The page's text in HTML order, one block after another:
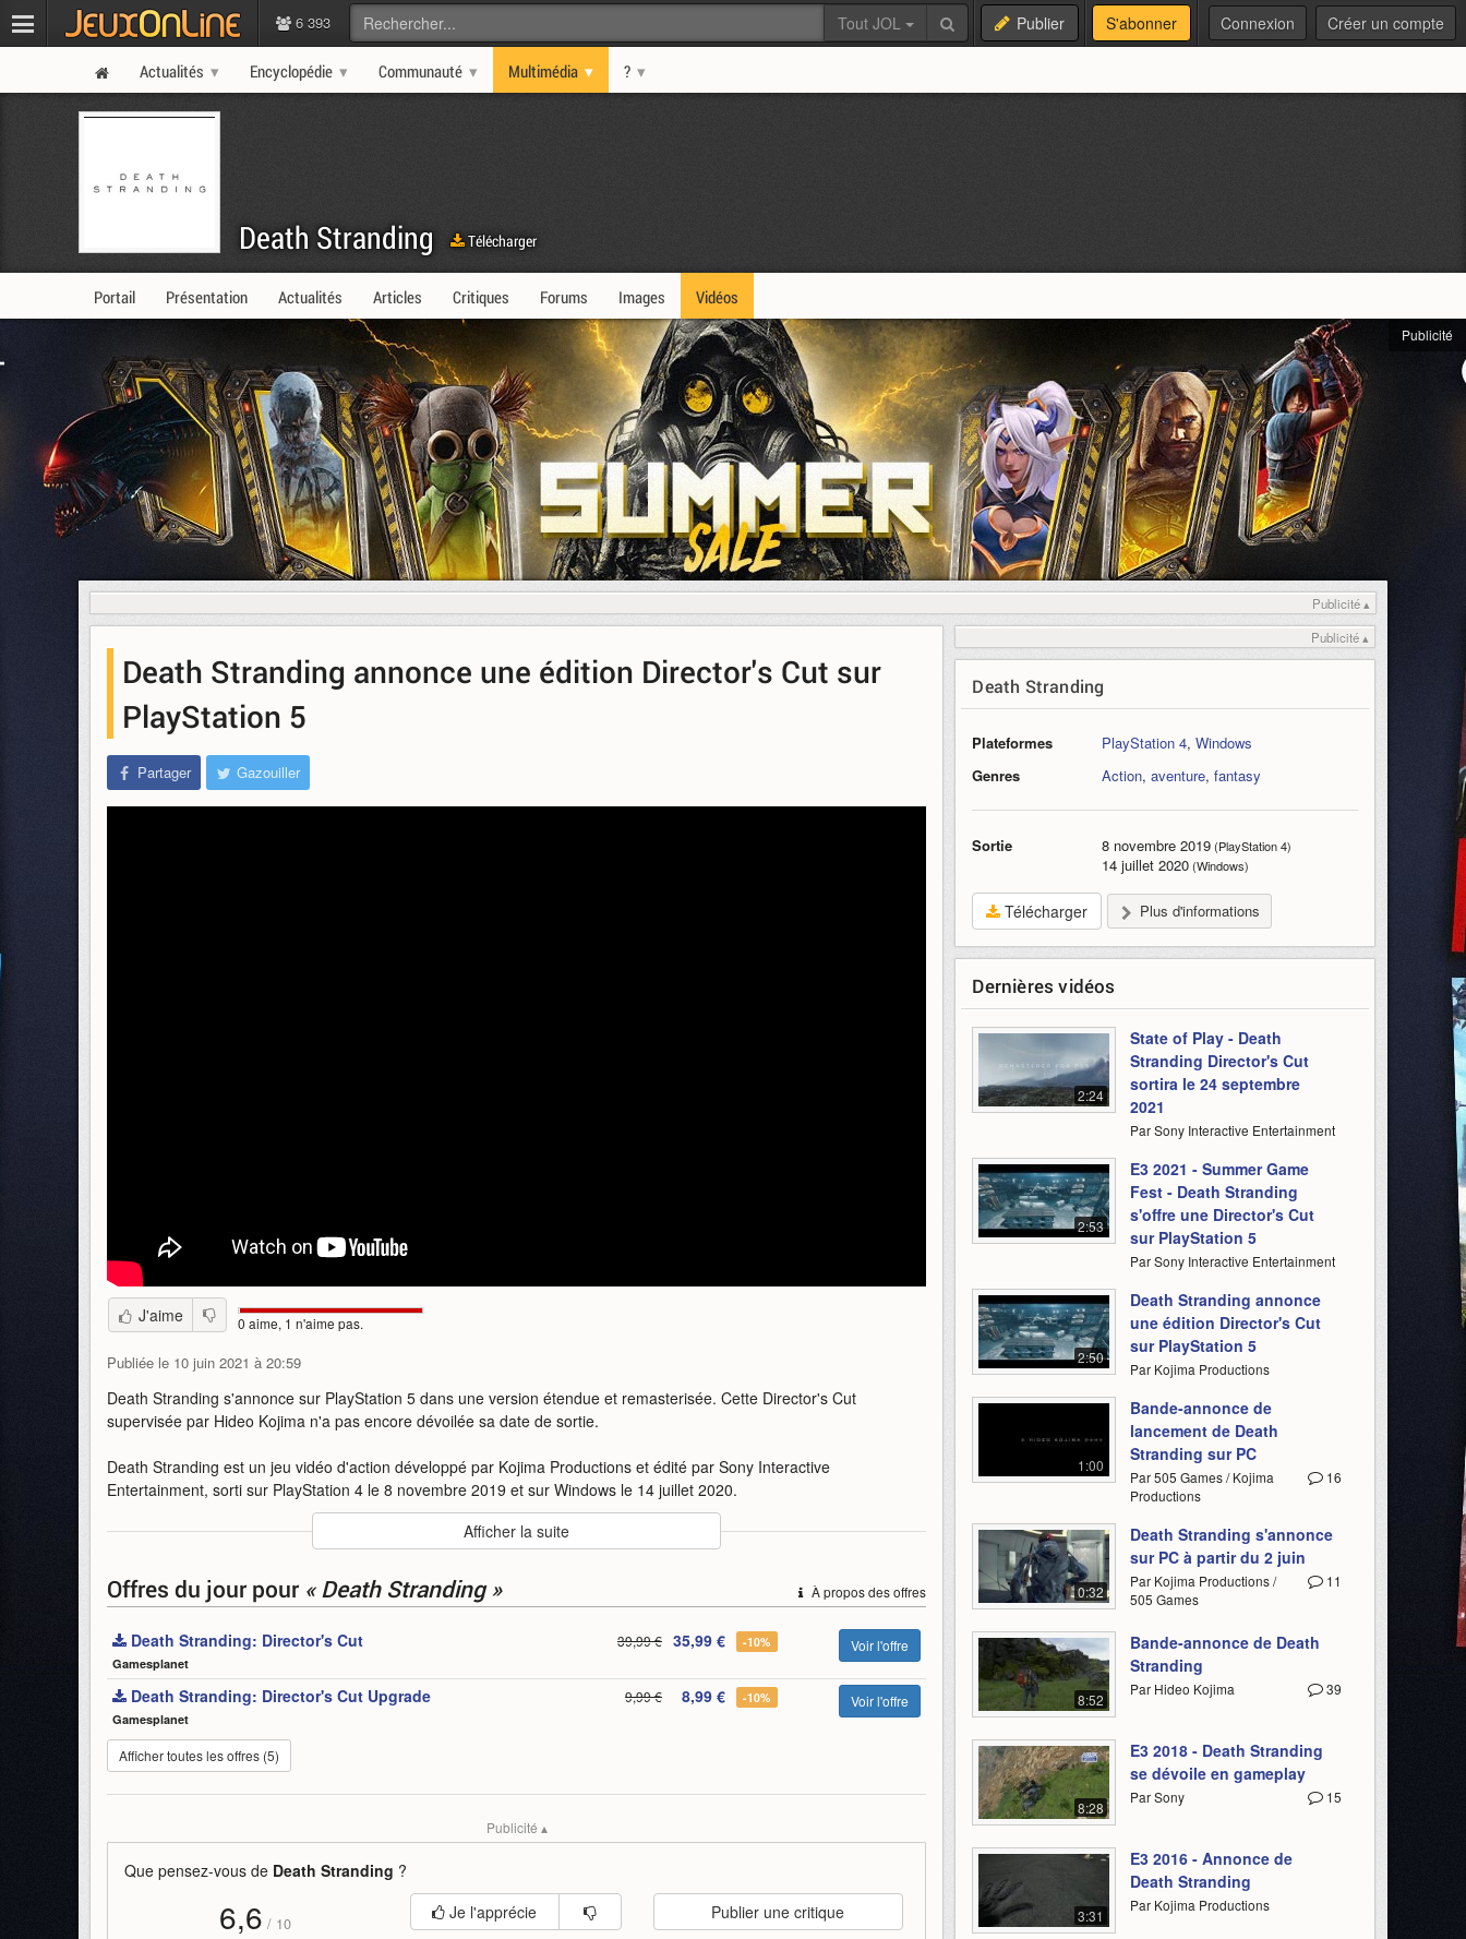
6 393 Tout JOL Publier S'abonner Connexion Créer un compte
Actualités Encyclopédie Communauté Multimédia ?
Death Stranding Télécharger
Portail Présentation Actualités Articles Critiques Forums Images Vidéos
Publicité
Publicité ▴
Death Stranding annonce une édition Director's Cut sur
PlayStation 5
Partager Gazouiller
J'aime 0 aime, 1 n'aime pas.
Publiée le 10 juin 2021 à 20:59
Death Stranding s'annonce sur PlayStation 5 dans une version étendue et remasterisée. Cette Director's Cut
supervisée par Hideo Kojima n'a pas encore dévoilée sa date de sortie.
Death Stranding est un jeu vidéo d'action développé par Kojima Productions et édité par Sony Interactive
Entertainment, sorti sur PlayStation 4 le 8 novembre 2019 et sur Windows le 14 juillet 2020.
Mots-clefs
annonce bande-annonce cut death
stranding
édition
Afficher la suite
À propos des offres
Offres du jour pour « Death Stranding »
Death Stranding: Director's Cut
Gamesplanet
39,99 € 35,99 € -10% Voir l'offre
Death Stranding: Director's Cut Upgrade
Gamesplanet
9,99 € 8,99 € -10% Voir l'offre
Afficher toutes les offres (5)
Publicité ▴
Que pensez-vous de Death Stranding ?
6,6 / 10
Je l'apprécie Publier une critique
Publicité ▴
Death Stranding
Plateformes PlayStation 4,Windows
Genres
Action,aventure,fantasy
Sortie 8 novembre 2019(PlayStation 4)
14 juillet 2020(Windows)
Télécharger Plus d'informations
Dernières vidéos
2:24
State of Play - Death
Stranding Director's Cut
sortira le 24 septembre
2021
Par Sony Interactive Entertainment
2:53
E3 2021 - Summer Game
Fest - Death Stranding
s'offre une Director's Cut
sur PlayStation 5
Par Sony Interactive Entertainment
2:50
Death Stranding annonce
une édition Director's Cut
sur PlayStation 5
Par Kojima Productions
1:00
Bande-annonce de
lancement de Death
Stranding sur PC
16
Par 505 Games / Kojima
Productions
0:32
Death Stranding s'annonce
sur PC à partir du 2 juin
11
Par Kojima Productions /
505 Games
8:52
Bande-annonce de Death
Stranding
39
Par Hideo Kojima
8:28
E3 2018 - Death Stranding
se dévoile en gameplay
15
Par Sony
3:31
E3 2016 - Annonce de
Death Stranding
Par Kojima Productions